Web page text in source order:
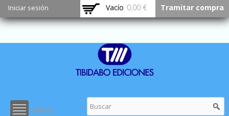
Pasar al
contenido
principal
Iniciar sesión Vacío 0,00 € Tramitar compra
Menu